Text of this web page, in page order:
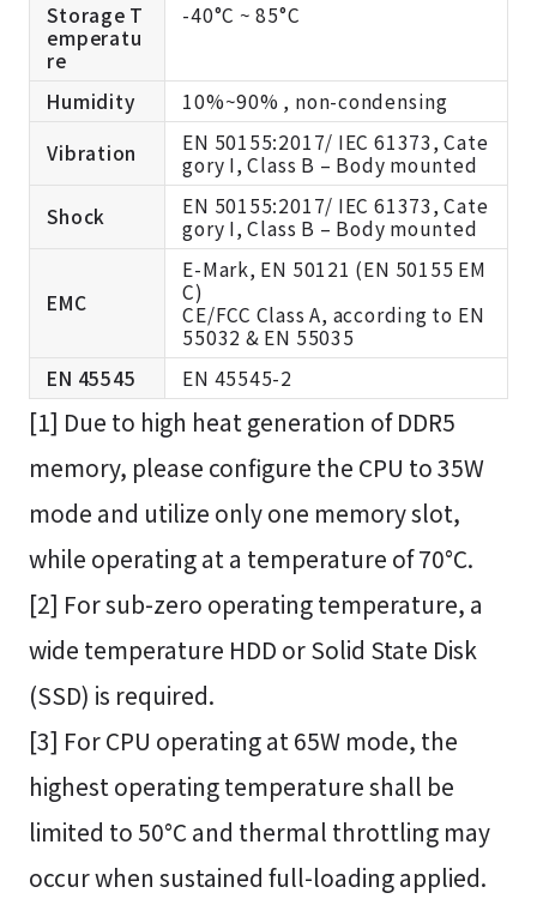
Storage T
emperatu
re
-40°C ~ 85°C
Humidity
10%~90% , non-condensing
Vibration
EN 50155:2017/ IEC 61373, Cate
gory I, Class B – Body mounted
Shock
EN 50155:2017/ IEC 61373, Cate
gory I, Class B – Body mounted
EMC
E-Mark, EN 50121 (EN 50155 EM
C)
CE/FCC Class A, according to EN
55032 & EN 55035
EN 45545
EN 45545-2
[1] Due to high heat generation of DDR5
memory, please configure the CPU to 35W
mode and utilize only one memory slot,
while operating at a temperature of 70°C.
[2] For sub-zero operating temperature, a
wide temperature HDD or Solid State Disk
(SSD) is required.
[3] For CPU operating at 65W mode, the
highest operating temperature shall be
limited to 50°C and thermal throttling may
occur when sustained full-loading applied.